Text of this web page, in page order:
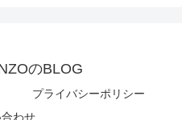
のBLOG
プライバシーポリシー
わせ